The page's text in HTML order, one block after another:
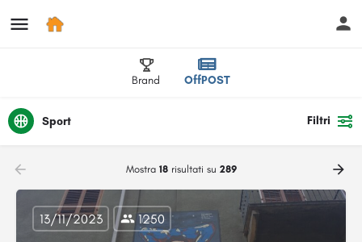
Brand OffPOST
Sport Filtri
Mostra 18risultati su 289
13/11/2023 1250